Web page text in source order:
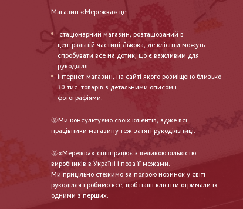
Магазин «Мережка» це:
стаціонарний магазин, розташований в
центральній частині Львова, де клієнти можуть
спробувати все на дотик, що є важливим для
рукоділля.
інтернет-магазин, на сайті якого розміщено близько
30 тис. товарів з детальними описом і
фотографіями.
🌞Ми консультуємо своїх клієнтів, адже всі
працівники магазину теж затяті рукодільниці.
🌞«Мережка» співпрацює з великою кількістю
виробників в Україні і поза її межами.
Ми прицільно стежимо за появою новинок у світі
рукоділля і робимо все, щоб наші клієнти отримали їх
одними з перших.